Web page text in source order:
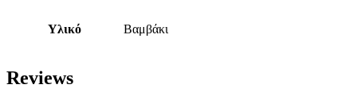
Υλικό Βαμβάκι
Reviews